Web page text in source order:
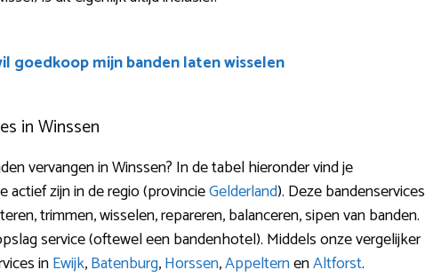
goedkoop mijn banden laten wisselen
in Winssen
vervangen in Winssen? In de tabel hieronder vind je
actief zijn in de regio (provincieGelderland). Deze bandenservices
trimmen, wisselen, repareren, balanceren, sipen van banden.
service (oftewel een bandenhotel). Middels onze vergelijker
inEwijk,Batenburg,Horssen,AppelternenAltforst.